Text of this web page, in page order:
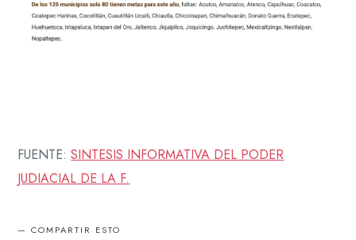
FUENTE:SINTESIS INFORMATIVA DEL PODER
JUDIACIAL DE LA F.
COMPARTIR ESTO